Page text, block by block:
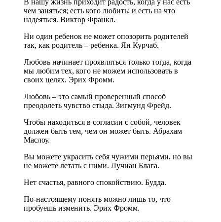
чем заняться; есть кого любить; и есть на что
надеяться. Виктор Франкл.
Ни один ребенок не может опозорить родителей
так, как родитель – ребенка. Ян Курчаб.
Любовь начинает проявляться только тогда, когда
мы любим тех, кого не можем использовать в
своих целях. Эрих Фромм.
Любовь – это самый проверенный способ
преодолеть чувство стыда. Зигмунд Фрейд.
Чтобы находиться в согласии с собой, человек
должен быть тем, чем он может быть. Абрахам
Маслоу.
Вы можете украсить себя чужими перьями, но вы
не можете летать с ними. Лучиан Блага.
Нет счастья, равного спокойствию. Будда.
По-настоящему понять можно лишь то, что
пробуешь изменить. Эрих Фромм.